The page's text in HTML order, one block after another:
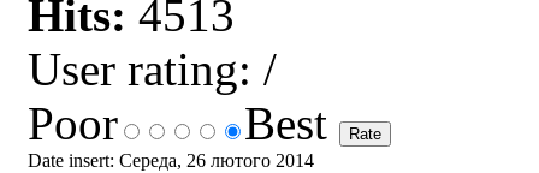
Hits: 4513
User rating: /
Poor
Best
Date insert: Середа, 26 лютого 2014